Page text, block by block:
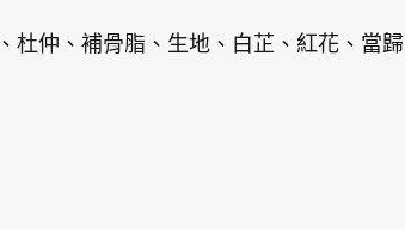
杜仲、補骨脂、生地、白芷、紅花、當歸